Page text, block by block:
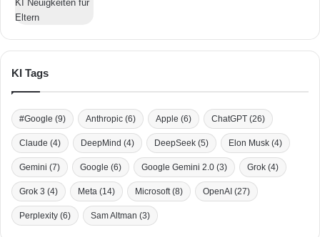
KI Tags
#Google (9) Anthropic (6) Apple (6) ChatGPT (26)
Claude (4) DeepMind (4) DeepSeek (5) Elon Musk (4)
Gemini (7) Google (6) Google Gemini 2.0 (3) Grok (4)
Grok 3 (4) Meta (14) Microsoft(8) OpenAI (27)
Perplexity (6) Sam Altman (3)